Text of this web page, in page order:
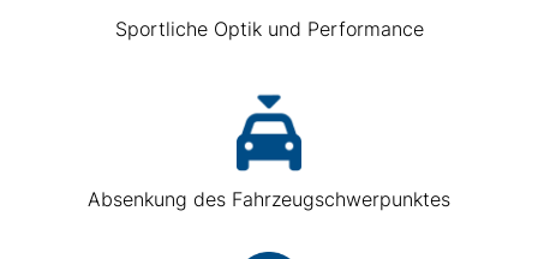
Sportliche Optik und Performance
Absenkung des Fahrzeugschwerpunktes